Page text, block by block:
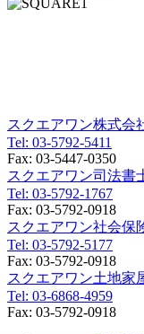
スクエアワン株式会
Tel: 03-5792-5411
Fax: 03-5447-0350
スクエアワン司法書
Tel: 03-5792-1767
Fax: 03-5792-0918
スクエアワン社会保
Tel: 03-5792-5177
Fax: 03-5792-0918
スクエアワン土地家
Tel: 03-6868-4959
Fax: 03-5792-0918